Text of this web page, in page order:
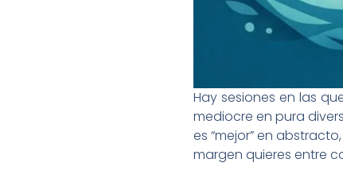
Hay sesiones en las
mediocre en pura
es “mejor” en
margen quieres entre